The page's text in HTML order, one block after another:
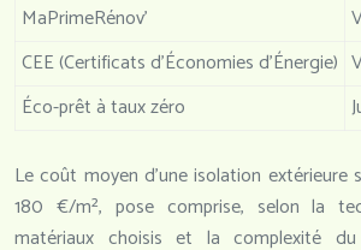
MaPrimeRénov’
CEE (Certificats d’Économies d’Énergie)
Éco-prêt à taux zéro
Le coût moyen d’une isolation
180 €/m², pose comprise, selon la
matériaux choisis et la complexité